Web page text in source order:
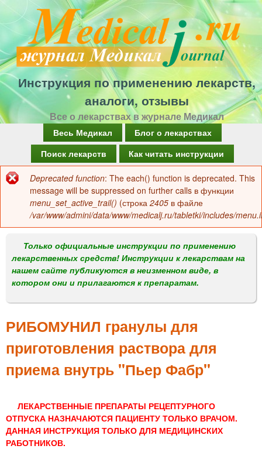
Перейти
к
основному
содержанию
Инструкция по применению лекарств,
аналоги, отзывы
Все о лекарствах в журнале Медикал
а
в
о
м
е
н
Весь Медикал
Блог о лекарствах
Поиск лекарств
Как читать инструкции
Сообщение
об
ошибке
Deprecated function: The each() function is deprecated. This
message will be suppressed on further calls в функции
menu_set_active_trail() (строка 2405 в файле
/var/www/admini/data/www/medicalj.ru/tabletki/includes/
Только официальные инструкции по применению
лекарственных средств! Инструкции к лекарствам на
нашем сайте публикуются в неизменном виде, в
котором они и прилагаются к препаратам.
РИБОМУНИЛ гранулы для
приготовления раствора для
приема внутрь "Пьер Фабр"
ЛЕКАРСТВЕННЫЕ ПРЕПАРАТЫ РЕЦЕПТУРНОГО
ОТПУСКА НАЗНАЧАЮТСЯ ПАЦИЕНТУ ТОЛЬКО ВРАЧОМ.
ДАННАЯ ИНСТРУКЦИЯ ТОЛЬКО ДЛЯ МЕДИЦИНСКИХ
РАБОТНИКОВ.